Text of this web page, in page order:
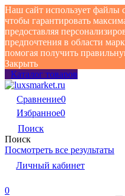
Наш сайт использует файлы
чтобы гарантировать
предоставляя
предпочтения в области
помогая получить
Закрыть
Каталог товаров
Сравнение0
Избранное0
Поиск
Поиск
Посмотреть все результаты
Личный кабинет
0